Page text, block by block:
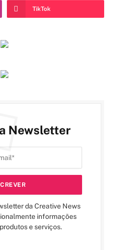
TikTok
Newsletter
da Creative News
informações
e serviços.